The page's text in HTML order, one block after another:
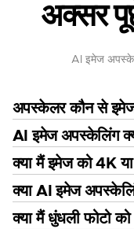
अक्सर
AI इमेज
अपस्केलर कौन से इमेज
AI इमेज अपस्केलिंग
क्या मैं इमेज को 4K
क्या AI इमेज
क्या मैं धुंधली फोटो